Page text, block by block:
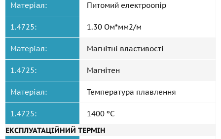
Матеріал: Питомий електроопір
1.4725: 1.30 Ом*мм2/м
Матеріал: Магнітні властивості
1.4725: Магнітен
Матеріал: Температура плавлення
1.4725:
1400 ºС
ЕКСПЛУАТАЦІЙНИЙ ТЕРМІН